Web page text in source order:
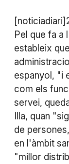
Pel que fa a
estableix
espanyol, "i
com els
servei,
Illa, quan
de
en l'àmbit
"millor